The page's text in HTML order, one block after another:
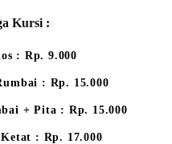
Kursi :
: Rp. 9.000
: Rp. 15.000
+ Pita : Rp. 15.000
: Rp. 17.000